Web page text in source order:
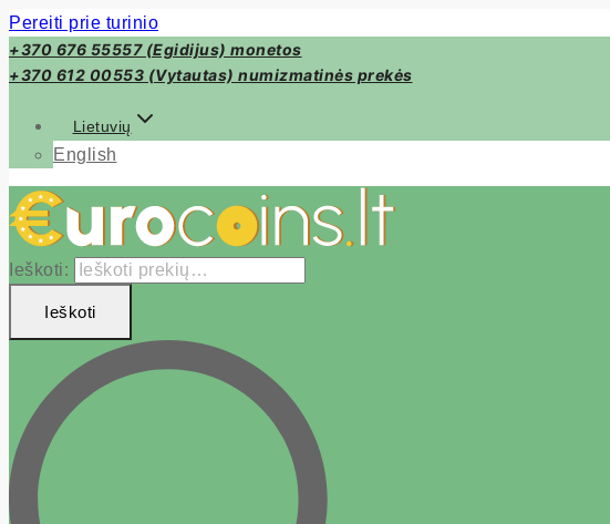
Pereiti prie turinio
+370 676 55557 (Egidijus) monetos
+370 612 00553 (Vytautas) numizmatinės prekės
Lietuvių
English
Ieškoti:
Ieškoti